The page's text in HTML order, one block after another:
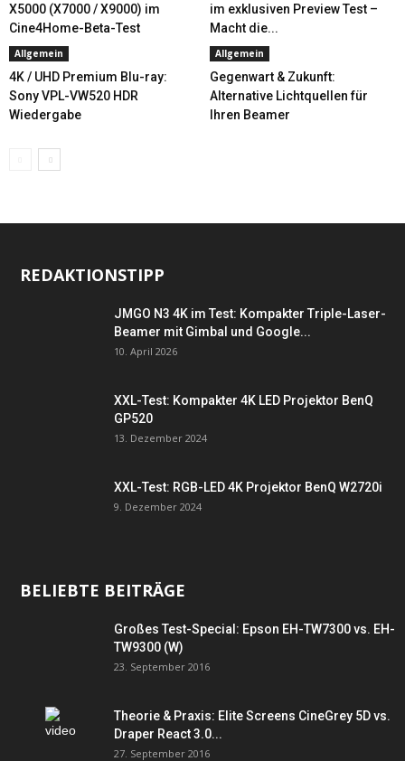
X5000 (X7000 / X9000) im
Cine4Home-Beta-Test
im exklusiven Preview Test –
Macht die...
Allgemein
4K / UHD Premium Blu-ray:
Sony VPL-VW520 HDR
Wiedergabe
Allgemein
Gegenwart & Zukunft:
Alternative Lichtquellen für
Ihren Beamer
REDAKTIONSTIPP
JMGO N3 4K im Test: Kompakter Triple-Laser-
Beamer mit Gimbal und Google...
10. April 2026
XXL-Test: Kompakter 4K LED Projektor BenQ
GP520
13. Dezember 2024
XXL-Test: RGB-LED 4K Projektor BenQ W2720i
9. Dezember 2024
BELIEBTE BEITRÄGE
Großes Test-Special: Epson EH-TW7300 vs. EH-
TW9300 (W)
23. September 2016
Theorie & Praxis: Elite Screens CineGrey 5D vs.
Draper React 3.0...
27. September 2016